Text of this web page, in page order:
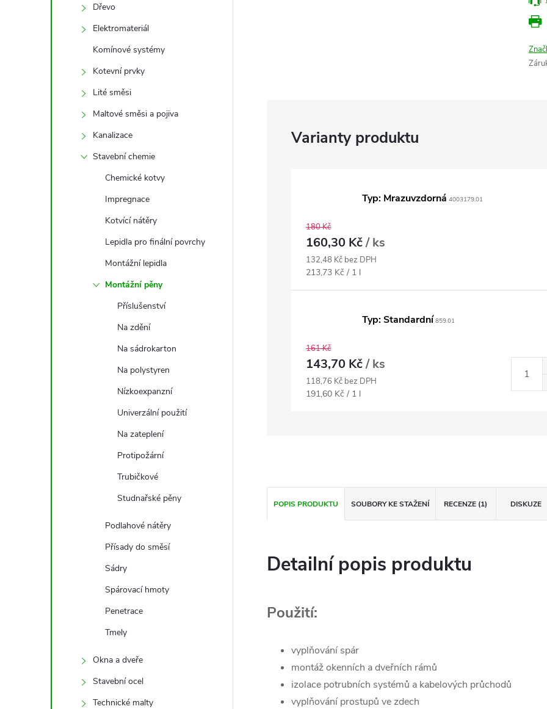
Dřevo
Elektromateriál
Komínové systémy
Kotevní prvky
Lité směsi
Maltové směsi a pojiva
Kanalizace
Stavební chemie
Chemické kotvy
Impregnace
Kotvící nátěry
Lepidla pro finální povrchy
Montážní lepidla
Montážní pěny
Příslušenství
Na zdění
Na sádrokarton
Na polystyren
Nízkoexpanzní
Univerzální použití
Na zateplení
Protipožární
Trubičkové
Studnařské pěny
Podlahové nátěry
Přísady do směsí
Sádry
Spárovací hmoty
Penetrace
Tmely
Okna a dveře
Stavební ocel
Technické malty
Typ: Mrazuvzdorná 4003179.01
180 Kč
160,30 Kč/ ks
132,48 Kč bez DPH
Měrná
cena:
213,73 Kč / 1 l
Typ: Standardní 859.01
161 Kč
143,70 Kč/ ks
118,76 Kč bez DPH
Měrná
191,60 Kč / 1 l
POPIS PRODUKTU SOUBORY KE STAŽENÍ RECENZE (1) DISKUZE
Detailní popis produktu
Použití:
vyplňování spár
montáž okenních a dveřních rámů
izolace potrubních systémů a kabelových průchodů
vyplňování prostupů ve zdech